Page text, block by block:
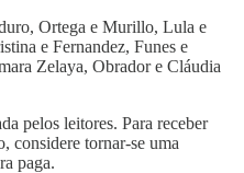
Ortega e Murillo, Lula e
e Fernandez, Funes e
Zelaya, Obrador e Cláudia
pelos leitores. Para receber
considere tornar-se uma
paga.